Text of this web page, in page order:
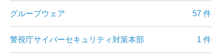
グループウェア 57 件
警視庁サイバーセキュリティ対策本部 1 件